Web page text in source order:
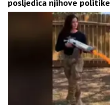
posljedica njihove politike